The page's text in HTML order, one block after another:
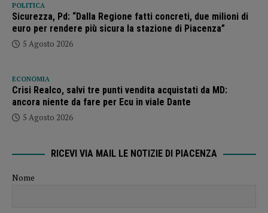
POLITICA
Sicurezza, Pd: “Dalla Regione fatti concreti, due milioni di
euro per rendere più sicura la stazione di Piacenza”
5 Agosto 2026
ECONOMIA
Crisi Realco, salvi tre punti vendita acquistati da MD:
ancora niente da fare per Ecu in viale Dante
5 Agosto 2026
RICEVI VIA MAIL LE NOTIZIE DI PIACENZA
Nome